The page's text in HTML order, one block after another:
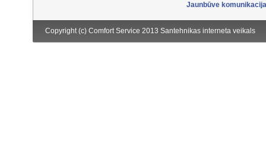
Jaunbūve
Copyright (c) Comfort Service 2013 Santehnikas interneta veikals